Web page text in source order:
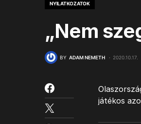
NYILATKOZATOK
„Nem
BY ADAM NEMETH 2020.10.17.
játékos